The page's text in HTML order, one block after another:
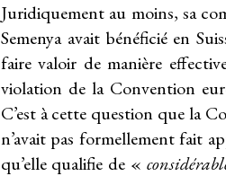
Juridiquement au moins, sa
Semenya avait bénéficié en
faire valoir de manière
violation de la Convention
C’est à cette question que la
n’avait pas formellement fait
qu’elle qualifie de «